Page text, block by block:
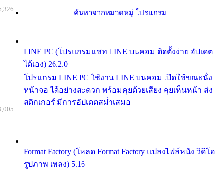
ค้นหาจากหมวดหมู่ โปรแกรม
LINE PC (โปรแกรมแชท LINE บนคอม ติดตั้งง่าย อัปเดต
ได้เอง) 26.2.0
โปรแกรม LINE PC ใช้งาน LINE บนคอม เปิดใช้ขณะนั่ง
หน้าจอ ได้อย่างสะดวก พร้อมคุยด้วยเสียง คุยเห็นหน้า ส่ง
สติกเกอร์ มีการอัปเดตสม่ำเสมอ
Format Factory (โหลด Format Factory แปลงไฟล์หนัง วิดีโอ
รูปภาพ เพลง) 5.16